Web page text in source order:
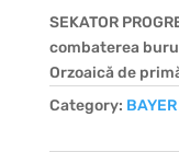
SEKATOR
combaterea
Orzoaică de
Category: BAYER